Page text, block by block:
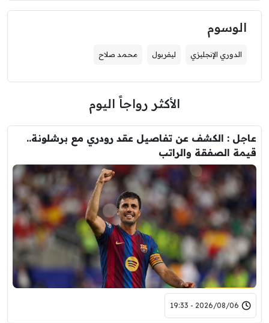
الوسوم
الدوري الإنجليزي ليفربول محمد صلاح
الأكثر رواجاً اليوم
عاجل : الكشف عن تفاصيل عقد رودري مع برشلونة..
قيمة الصفقة والراتب
2026/08/06 - 19:33